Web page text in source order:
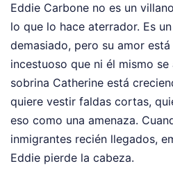
Eddie Carbone no es un
lo que lo hace aterrador. Es
demasiado, pero su amor
incestuoso que ni él mismo
sobrina Catherine está
quiere vestir faldas cortas,
eso como una amenaza.
inmigrantes recién llegados,
Eddie pierde la cabeza.